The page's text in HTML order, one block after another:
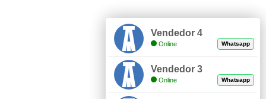
Vendedor 4
Online Whatsapp
Vendedor 3
Online Whatsapp